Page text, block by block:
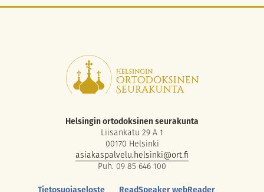
Helsingin ortodoksinen seurakunta
Liisankatu 29 A 1
00170 Helsinki
asiakaspalvelu.helsinki@ort.fi
Puh. 09 85 646 100
Tietosuojaseloste
ReadSpeaker webReader